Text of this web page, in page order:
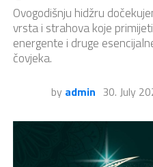
Ovogodišnju hidžru
vrsta i strahova koje
energente i druge
čovjeka.
by admin 30. July